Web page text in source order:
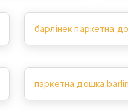
барлінек паркетна
паркетна дошка